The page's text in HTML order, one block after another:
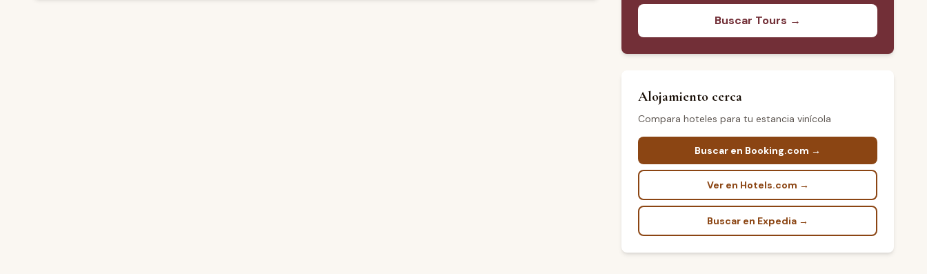
Buscar Tours →
Alojamiento cerca
Compara hoteles para tu estancia vinícola
Buscar en Booking.com →
Ver en Hotels.com →
Buscar en Expedia →